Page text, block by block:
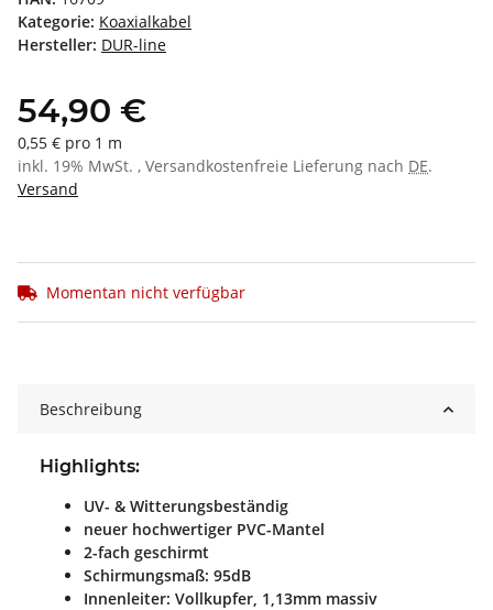
Kategorie: Koaxialkabel
Hersteller: DUR-line
54,90 €
0,55 € pro 1 m
inkl. 19% MwSt. , Versandkostenfreie Lieferung nach DE.
Versand
Momentan nicht verfügbar
Beschreibung
Highlights:
UV- & Witterungsbeständig
neuer hochwertiger PVC-Mantel
2-fach geschirmt
Schirmungsmaß: 95dB
Innenleiter: Vollkupfer, 1,13mm massiv